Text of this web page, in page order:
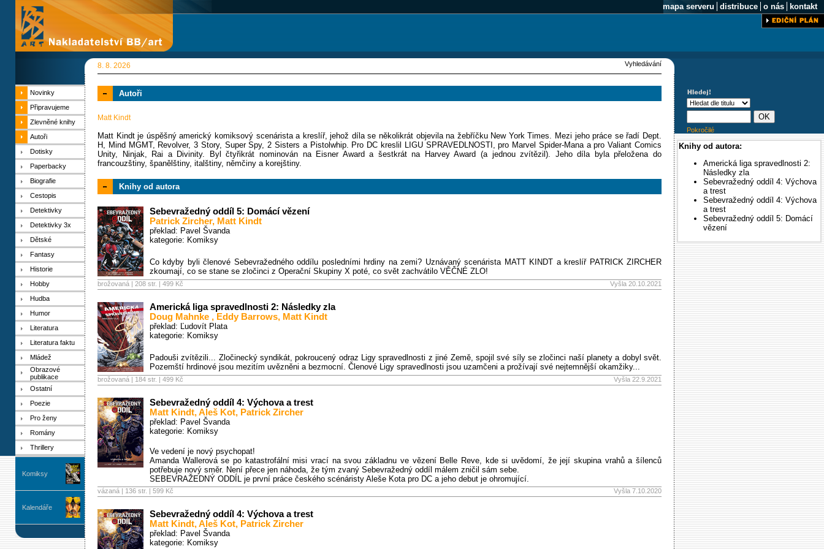
mapa serveru distribuce o nás kontakt
8. 8. 2026 Vyhledávání
Novinky
Připravujeme
Zlevněné knihy
Autoři
Dotisky
Paperbacky
Biografie
Cestopis
Detektivky
Detektivky 3x
Dětské
Fantasy
Historie
Hobby
Hudba
Humor
Literatura
Literatura faktu
Mládež
Obrazové
publikace
Ostatní
Poezie
Pro ženy
Romány
Thrillery
Komiksy
Kalendáře
Autoři
Matt Kindt
Matt Kindt je úspěšný americký komiksový scenárista a kreslíř, jehož díla se několikrát objevila na žebříčku New York Times. Mezi jeho práce se řadí Dept.
H, Mind MGMT, Revolver, 3 Story, Super Spy, 2 Sisters a Pistolwhip. Pro DC kreslil LIGU SPRAVEDLNOSTI, pro Marvel Spider-Mana a pro Valiant Comics
Unity, Ninjak, Rai a Divinity. Byl čtyřikrát nominován na Eisner Award a šestkrát na Harvey Award (a jednou zvítězil). Jeho díla byla přeložena do
francouzštiny, španělštiny, italštiny, němčiny a korejštiny.
Knihy od autora
Sebevražedný oddíl 5: Domácí vězení
Patrick Zircher, Matt Kindt
překlad: Pavel Švanda
kategorie: Komiksy
Co kdyby byli členové Sebevražedného oddílu posledními hrdiny na zemi? Uznávaný scenárista MATT KINDT a kreslíř PATRICK ZIRCHER
zkoumají, co se stane se zločinci z Operační Skupiny X poté, co svět zachvátilo VĚČNÉ ZLO!
brožovaná | 208 str. | 499 Kč Vyšla 20.10.2021
Americká liga spravedlnosti 2: Následky zla
Doug Mahnke , Eddy Barrows, Matt Kindt
překlad: Ľudovít Plata
kategorie: Komiksy
Padouši zvítězili... Zločinecký syndikát, pokroucený odraz Ligy spravedlnosti z jiné Země, spojil své síly se zločinci naší planety a dobyl svět.
Pozemští hrdinové jsou mezitím uvězněni a bezmocní. Členové Ligy spravedlnosti jsou uzamčeni a prožívají své nejtemnější okamžiky...
brožovaná | 184 str. | 499 Kč Vyšla 22.9.2021
Sebevražedný oddíl 4: Výchova a trest
Matt Kindt,Aleš Kot, Patrick Zircher
překlad: Pavel Švanda
kategorie: Komiksy
Ve vedení je nový psychopat!
Amanda Wallerová se po katastrofální misi vrací na svou základnu ve vězení Belle Reve, kde si uvědomí, že její skupina vrahů a šílenců
potřebuje nový směr. Není přece jen náhoda, že tým zvaný Sebevražedný oddíl málem zničil sám sebe.
SEBEVRAŽEDNÝ ODDÍL je první práce českého scénáristy Aleše Kota pro DC a jeho debut je ohromující.
vázaná | 136 str. | 599 Kč Vyšla 7.10.2020
Sebevražedný oddíl 4: Výchova a trest
Matt Kindt,Aleš Kot, Patrick Zircher
překlad: Pavel Švanda
kategorie: Komiksy
Pokročilé
Knihy od autora:
Americká liga spravedlnosti 2:
Následky zla
Sebevražedný oddíl 4: Výchova
a trest
Sebevražedný oddíl 4: Výchova
a trest
Sebevražedný oddíl 5: Domácí
vězení